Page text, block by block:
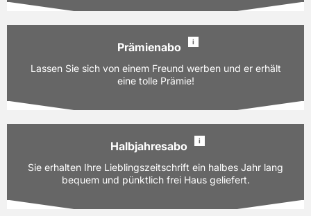
Ausgaben:
52 Hefte für je z.Zt. 2,70 EUR
12 Monate
PAYBACK:
140,40 EUR
inkl. gesetzl. MwSt. & Versand
Prämie auswählen
Prämienabo i
Lassen Sie sich von einem Freund werben und er erhält
eine tolle Prämie!
Ausgaben:
52 Hefte für je z.Zt. 2,70 EUR
Laufzeit:
12 Monate
PAYBACK:
Halbjahresabo i
Sie erhalten Ihre Lieblingszeitschrift ein halbes Jahr lang
bequem und pünktlich frei Haus geliefert.